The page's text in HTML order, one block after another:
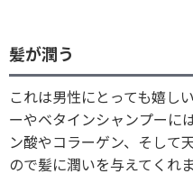
髪が潤う
これは男性にとっても嬉し
ーやベタインシャンプーに
ン酸やコラーゲン、そして
ので髪に潤いを与えてくれま